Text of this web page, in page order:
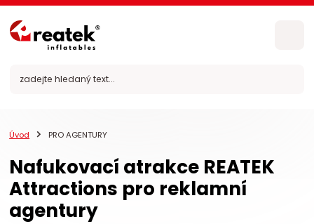
Úvod PRO AGENTURY
Nafukovací atrakce REATEK
Attractions pro reklamní
agentury